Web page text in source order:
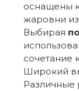
оснащены
жаровни
Выбирая
сочетание
Широкий
Различные